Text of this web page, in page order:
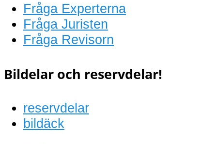
Fråga Experterna
Fråga Juristen
Fråga Revisorn
Bildelar och reservdelar!
reservdelar
bildäck